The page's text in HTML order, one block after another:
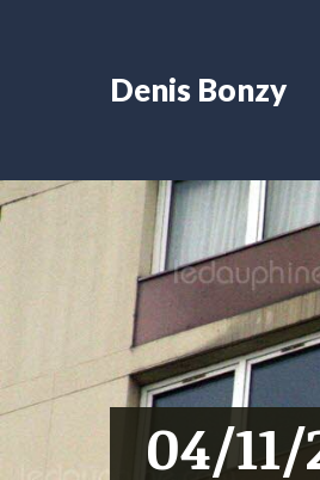
Denis Bonzy
04/11/